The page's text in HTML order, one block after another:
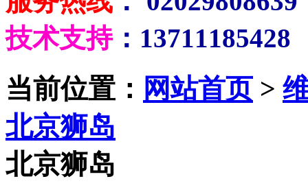
技术支持：13711185428
当前位置： 网站首页>
北京狮岛
北京狮岛